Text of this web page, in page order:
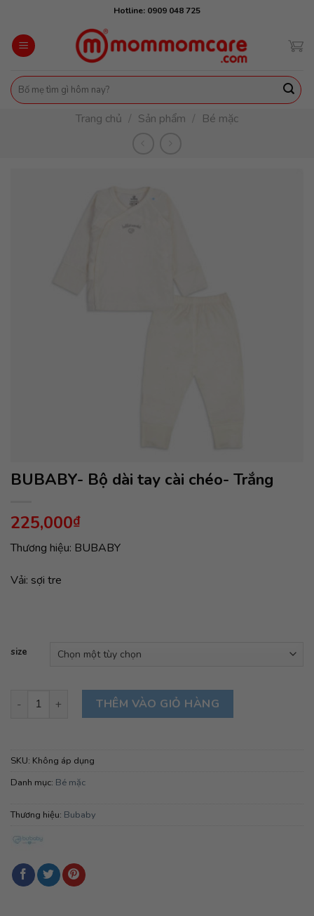
content
Hotline: 0909 048 725
Tìm
kiếm:
Trang chủ / Sản phẩm / Bé mặc
BUBABY- Bộ dài tay cài chéo- Trắng
225,000₫
Thương hiệu: BUBABY
Vải: sợi tre
size
BUBABY- Bộ dài tay cài chéo- Trắng số lượng
THÊM VÀO GIỎ HÀNG
SKU: Không áp dụng
Danh mục: Bé mặc
Thương hiệu: Bubaby